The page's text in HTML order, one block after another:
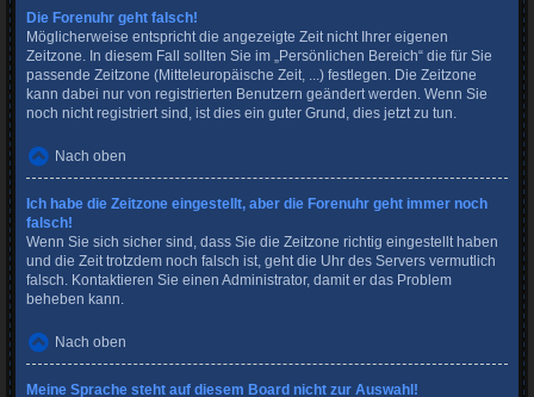
Die Forenuhr geht falsch!
Möglicherweise entspricht die angezeigte Zeit nicht Ihrer eigenen
Zeitzone. In diesem Fall sollten Sie im „Persönlichen Bereich“ die für Sie
passende Zeitzone (Mitteleuropäische Zeit, ...) festlegen. Die Zeitzone
kann dabei nur von registrierten Benutzern geändert werden. Wenn Sie
noch nicht registriert sind, ist dies ein guter Grund, dies jetzt zu tun.
Nach oben
Ich habe die Zeitzone eingestellt, aber die Forenuhr geht immer noch
falsch!
Wenn Sie sich sicher sind, dass Sie die Zeitzone richtig eingestellt haben
und die Zeit trotzdem noch falsch ist, geht die Uhr des Servers vermutlich
falsch. Kontaktieren Sie einen Administrator, damit er das Problem
beheben kann.
Nach oben
Meine Sprache steht auf diesem Board nicht zur Auswahl!